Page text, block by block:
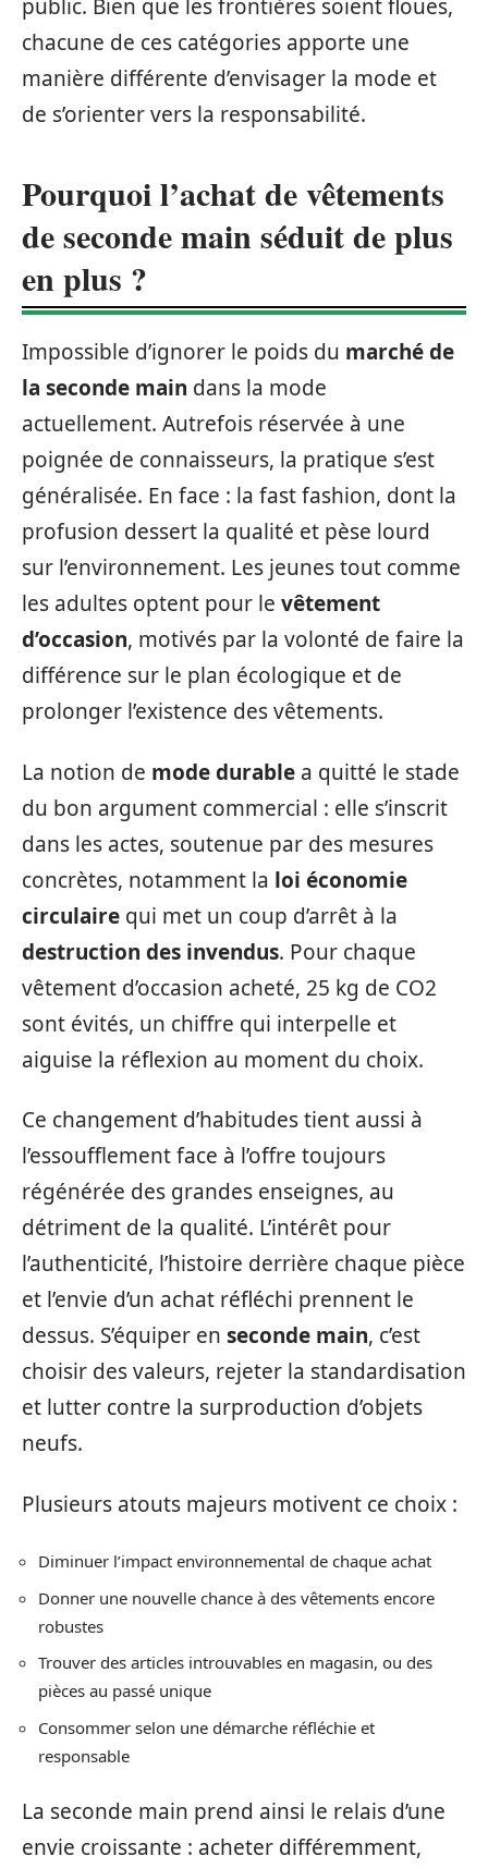
public. Bien que les frontières soient floues,
chacune de ces catégories apporte une
manière différente d’envisager la mode et
de s’orienter vers la responsabilité.
Pourquoi l’achat de vêtements
de seconde main séduit de plus
en plus ?
Impossible d’ignorer le poids du marché de
la seconde main dans la mode
actuellement. Autrefois réservée à une
poignée de connaisseurs, la pratique s’est
généralisée. En face : la fast fashion, dont la
profusion dessert la qualité et pèse lourd
sur l’environnement. Les jeunes tout comme
les adultes optent pour le vêtement
d’occasion, motivés par la volonté de faire la
différence sur le plan écologique et de
prolonger l’existence des vêtements.
La notion de mode durable a quitté le stade
du bon argument commercial : elle s’inscrit
dans les actes, soutenue par des mesures
concrètes, notamment la loi économie
circulaire qui met un coup d’arrêt à la
destruction des invendus. Pour chaque
vêtement d’occasion acheté, 25 kg de CO2
sont évités, un chiffre qui interpelle et
aiguise la réflexion au moment du choix.
Ce changement d’habitudes tient aussi à
l’essoufflement face à l’offre toujours
régénérée des grandes enseignes, au
détriment de la qualité. L’intérêt pour
l’authenticité, l’histoire derrière chaque pièce
et l’envie d’un achat réfléchi prennent le
dessus. S’équiper en seconde main, c’est
choisir des valeurs, rejeter la standardisation
et lutter contre la surproduction d’objets
neufs.
Plusieurs atouts majeurs motivent ce choix :
Diminuer l’impact environnemental de chaque achat
Donner une nouvelle chance à des vêtements encore
robustes
Trouver des articles introuvables en magasin, ou des
pièces au passé unique
Consommer selon une démarche réfléchie et
responsable
La seconde main prend ainsi le relais d’une
envie croissante : acheter différemment,